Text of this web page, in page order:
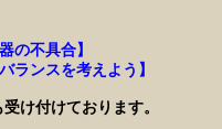
の不具合】
ランスを考えよう】
け付けております。